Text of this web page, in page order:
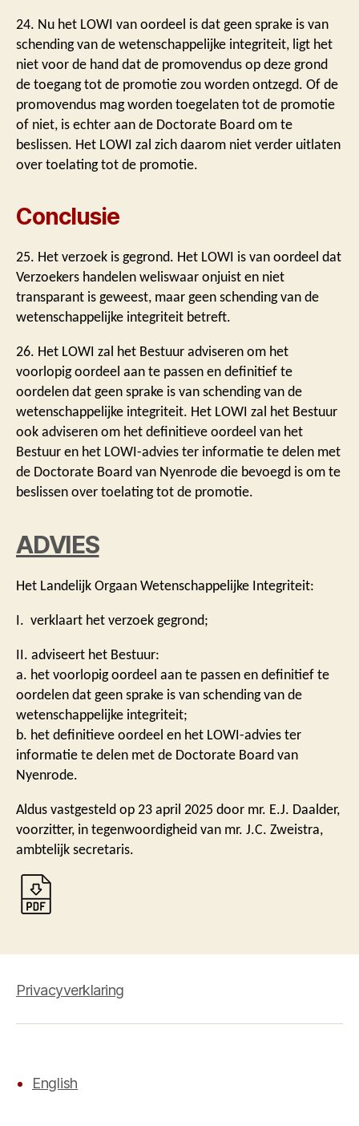
24. Nu het LOWI van oordeel is dat geen sprake is van
schending van de wetenschappelijke integriteit, ligt het
niet voor de hand dat de promovendus op deze grond
de toegang tot de promotie zou worden ontzegd. Of de
promovendus mag worden toegelaten tot de promotie
of niet, is echter aan de Doctorate Board om te
beslissen. Het LOWI zal zich daarom niet verder uitlaten
over toelating tot de promotie.
Conclusie
25. Het verzoek is gegrond. Het LOWI is van oordeel dat
Verzoekers handelen weliswaar onjuist en niet
transparant is geweest, maar geen schending van de
wetenschappelijke integriteit betreft.
26. Het LOWI zal het Bestuur adviseren om het
voorlopig oordeel aan te passen en definitief te
oordelen dat geen sprake is van schending van de
wetenschappelijke integriteit. Het LOWI zal het Bestuur
ook adviseren om het definitieve oordeel van het
Bestuur en het LOWI-advies ter informatie te delen met
de Doctorate Board van Nyenrode die bevoegd is om te
beslissen over toelating tot de promotie.
ADVIES
Het Landelijk Orgaan Wetenschappelijke Integriteit:
I. verklaart het verzoek gegrond;
II. adviseert het Bestuur:
a. het voorlopig oordeel aan te passen en definitief te
oordelen dat geen sprake is van schending van de
wetenschappelijke integriteit;
b. het definitieve oordeel en het LOWI-advies ter
informatie te delen met de Doctorate Board van
Nyenrode.
Aldus vastgesteld op 23 april 2025 door mr. E.J. Daalder,
voorzitter, in tegenwoordigheid van mr. J.C. Zweistra,
ambtelijk secretaris.
Privacyverklaring
English